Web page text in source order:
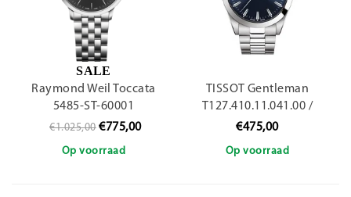
SALE
Raymond Weil Toccata
5485-ST-60001
€1.025,00 €775,00
Op voorraad
TISSOT Gentleman
T127.410.11.041.00 /
40mm
€475,00
Op voorraad